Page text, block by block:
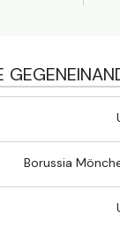
Borussia